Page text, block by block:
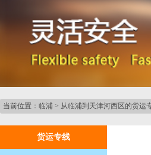
当前位置： 临浦 > 从临浦到天津河西区的货运
货运专线